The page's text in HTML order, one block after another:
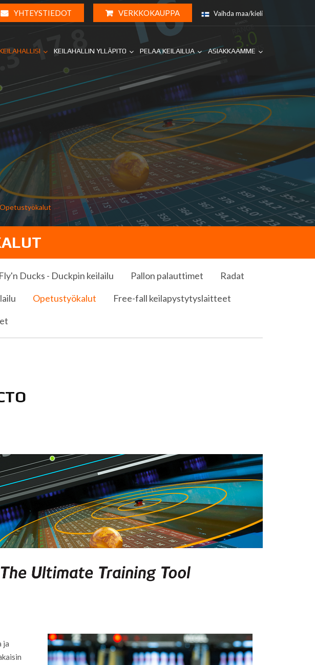
YHTEYSTIEDOT VERKKOKAUPPA Vaihda maa/kieli
KEILAHALLIN YLLÄPITO PELAA KEILAILUA ASIAKKAAMME
Opetustyökalut
Fly'n Ducks - Duckpin keilailu Pallon palauttimet
Radat
Opetustyökalut
Free-fall keilapystytyslaitteet
ja